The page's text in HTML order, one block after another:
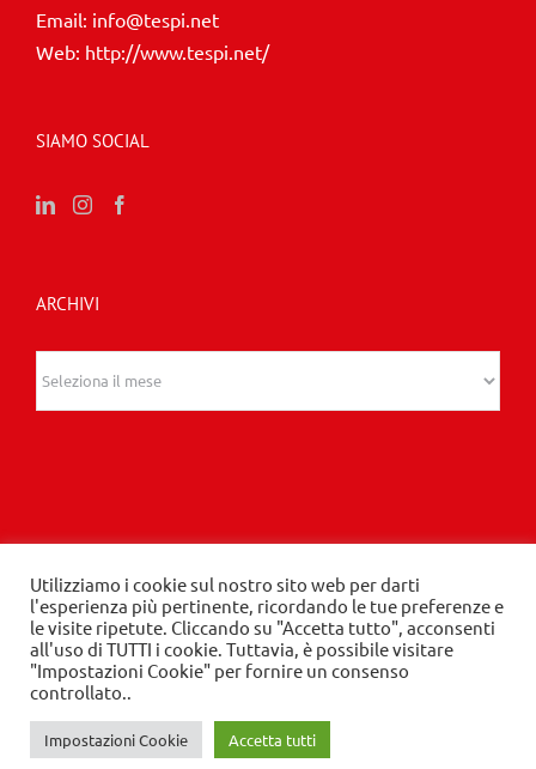
Email: info@tespi.net
Web: http://www.tespi.net/
SIAMO SOCIAL
ARCHIVI
© 2020 Edizioni Turbo by Tespi Mediagroup -
Direttore: Angelo Frigerio -Privacy Policy-Cookie
Policy- P.IVA 03632610964
LinkedInInstagram
Utilizziamo i cookie sul nostro sito web per darti
l'esperienza più pertinente, ricordando le tue preferenze e
le visite ripetute. Cliccando su "Accetta tutto", acconsenti
all'uso di TUTTI i cookie. Tuttavia, è possibile visitare
"Impostazioni Cookie" per fornire un consenso
controllato..
Impostazioni Cookie Accetta tutti